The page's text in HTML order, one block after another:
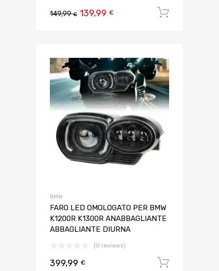
149,99€ 139,99 €
BMW
FARO LED OMOLOGATO PER BMW
K1200R K1300R ANABBAGLIANTE
ABBAGLIANTE DIURNA
(0 reviews)
399,99 €